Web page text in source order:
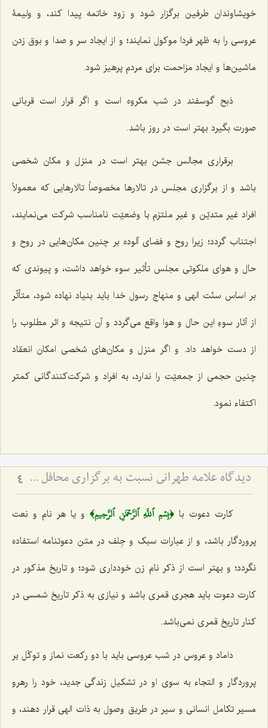
خویشاوندان طرفین برگزار شود و زود خاتمه پیدا کند، و ولیمۀ
عروسی را به ظهر فردا موکول نمایند؛ و از ایجاد سر و صدا و بوق زدن
ماشین‌ها و ایجاد مزاحمت برای مردم پرهیز شود.
ذبح گوسفند در شب مکروه است و اگر قرار است قربانی
صورت بگیرد بهتر است در روز باشد.
برقراری مجالس جشن بهتر است در منزل و مکان شخصی
باشد و از برگزاری مجلس در تالارها مخصوصاً تالارهایی که معمولاً
افراد غیر متدیّن و غیر ملتزم با وضعیّت نامناسب شرکت می‌نمایند،
اجتناب گردد؛ زیرا روح و فضای آلوده بر چنین مکان‌هایی در روح و
حال و هوای ملکوتی مجلس تأثیر سوء خواهد داشت، و پیوندی که
بر اساس سنّت الهی و منهاج رسول خدا باید بنیاد نهاده شود، متأثّر
از آثار سوءِ این حال و هوا واقع می‌گردد و آن نتیجه و اثر مطلوب را
از دست خواهد داد. و اگر منزل و مکان‌های شخصی امکان انعقاد
چنین حجمی از جمعیّت را ندارد، به افراد و شرکت‌کنندگانی کمتر
اکتفاء نمود.
دیدگاه علاّمه طهرانی نسبت به برگزاری محافل جشن و عروسی و ترحیم 4
کارت دعوت با ﴿بِسۡمِ ٱللَّهِ ٱلرَّحۡمَٰنِ ٱلرَّحِيمِ﴾ و یا هر نام و نعت
پروردگار باشد، و از عبارات سبک و جِلف در متن دعوتنامه استفاده
نگردد؛ و بهتر است از ذکر نام زن خودداری شود؛ و تاریخ مذکور در
کارت دعوت باید هجری قمری باشد و نیازی به ذکر تاریخ شمسی در
کنار تاریخ قمری نمی‌باشد.
داماد و عروس در شب عروسی باید با دو رکعت نماز و توکّل بر
پروردگار و التجاء به سوی او در تشکیل زندگی جدید، خود را رهرو
مسیر تکامل انسانی و سیر در طریق وصول به ذات الهی قرار دهند، و